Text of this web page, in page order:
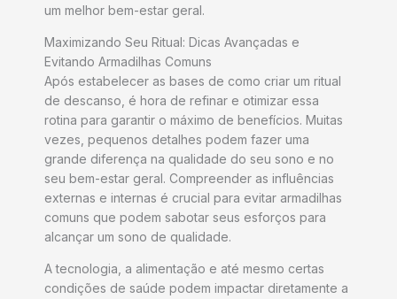
um melhor bem-estar geral.
Maximizando Seu Ritual: Dicas Avançadas e
Evitando Armadilhas Comuns
Após estabelecer as bases de como criar um ritual
de descanso, é hora de refinar e otimizar essa
rotina para garantir o máximo de benefícios. Muitas
vezes, pequenos detalhes podem fazer uma
grande diferença na qualidade do seu sono e no
seu bem-estar geral. Compreender as influências
externas e internas é crucial para evitar armadilhas
comuns que podem sabotar seus esforços para
alcançar um sono de qualidade.
A tecnologia, a alimentação e até mesmo certas
condições de saúde podem impactar diretamente a